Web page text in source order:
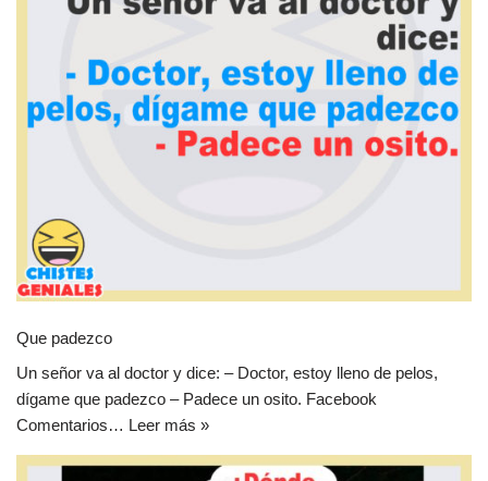
Que padezco
Un señor va al doctor y dice: – Doctor, estoy lleno de pelos,
dígame que padezco – Padece un osito. Facebook
Comentarios… Leer más »